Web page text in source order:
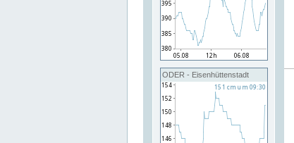
ODER - Eisenhüttenstadt